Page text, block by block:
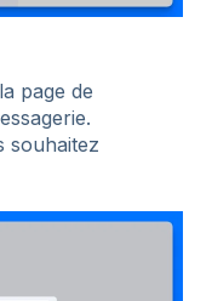
page de
souhaitez